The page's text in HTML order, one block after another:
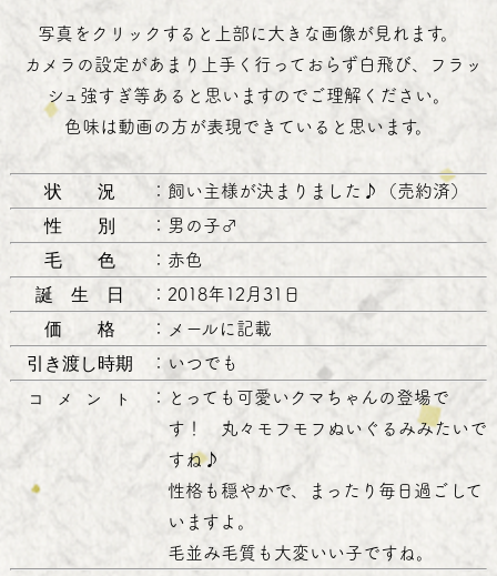
写真をクリックすると上部に大きな画像が見れます。
カメラの設定があまり上手く行っておらず白飛び、フラッ
シュ強すぎ等あると思いますのでご理解ください。
色味は動画の方が表現できていると思います。
状 況 ： 飼い主様が決まりました♪（売約済）
性 別 ： 男の子♂
毛 色 ： 赤色
誕 生 日 ： 2018年12月31日
価 格 ： メールに記載
引き渡し時期 ： いつでも
コ メ ン ト ：
とっても可愛いクマちゃんの登場で
す！ 丸々モフモフぬいぐるみみたいで
すね♪
性格も穏やかで、まったり毎日過ごして
いますよ。
毛並み毛質も大変いい子ですね。